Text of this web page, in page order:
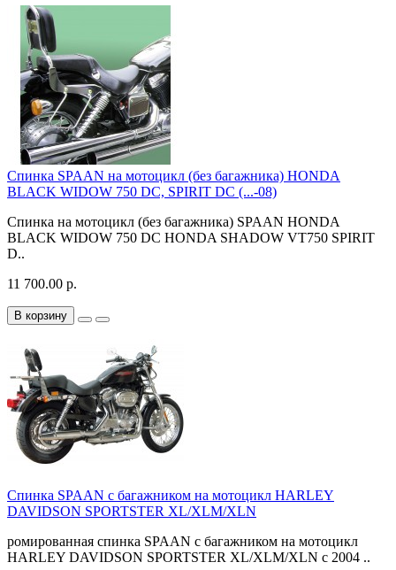
Спинка SPAAN на мотоцикл (без багажника) HONDA
BLACK WIDOW 750 DC, SPIRIT DC (...-08)
Спинка на мотоцикл (без багажника) SPAAN HONDA
BLACK WIDOW 750 DC HONDA SHADOW VT750 SPIRIT
D..
11 700.00 р.
В корзину
Спинка SPAAN с багажником на мотоцикл HARLEY
DAVIDSON SPORTSTER XL/XLM/XLN
ромированная спинка SPAAN с багажником на мотоцикл
HARLEY DAVIDSON SPORTSTER XL/XLM/XLN с 2004 ..